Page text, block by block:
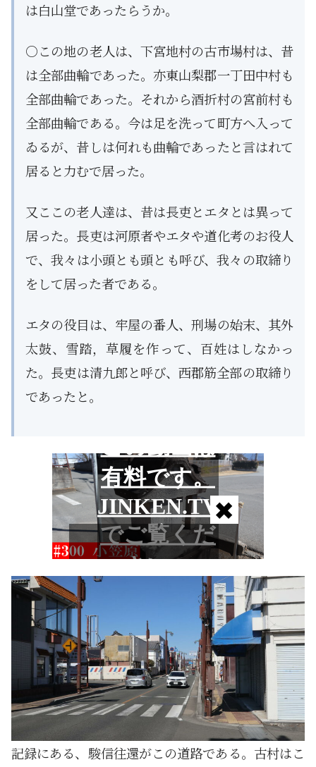
は白山堂であったらうか。
○この地の老人は、下宮地村の古市場村は、昔
は全部曲輪であった。亦東山梨郡一丁田中村も
全部曲輪であった。それから酒折村の宮前村も
全部曲輪である。今は足を洗って町方へ入って
ゐるが、昔しは何れも曲輪であったと言はれて
居ると力むで居った。
又ここの老人達は、昔は長吏とエタとは異って
居った。長吏は河原者やエタや道化考のお役人
で、我々は小頭とも頭とも呼び、我々の取締り
をして居った者である。
エタの役目は、牢屋の番人、刑場の始末、其外
太鼓、雪踏，草履を作って、百姓はしなかっ
た。長吏は清九郎と呼び、西郡筋全部の取締り
であったと。
記録にある、駿信往還がこの道路である。古村はこ